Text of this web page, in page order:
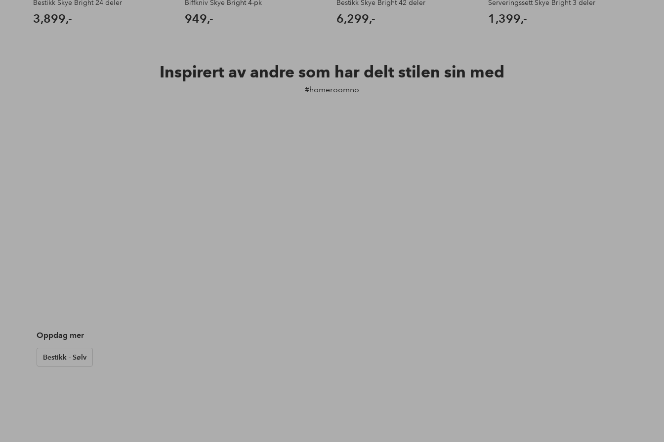
Bestikk Skye Bright 24 deler
3,899,-
Biffkniv Skye Bright 4-pk
949,-
Bestikk Skye Bright 42 deler
6,299,-
Serveringssett Skye Bright 3 deler
1,399,-
Inspirert av andre som har delt stilen sin med
#homeroomno
Oppdag mer
Bestikk - Sølv